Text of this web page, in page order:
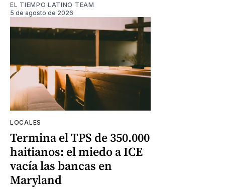
EL TIEMPO LATINO TEAM
5 de agosto de 2026
LOCALES
Termina el TPS de 350.000
haitianos: el miedo a ICE
vacía las bancas en
Maryland